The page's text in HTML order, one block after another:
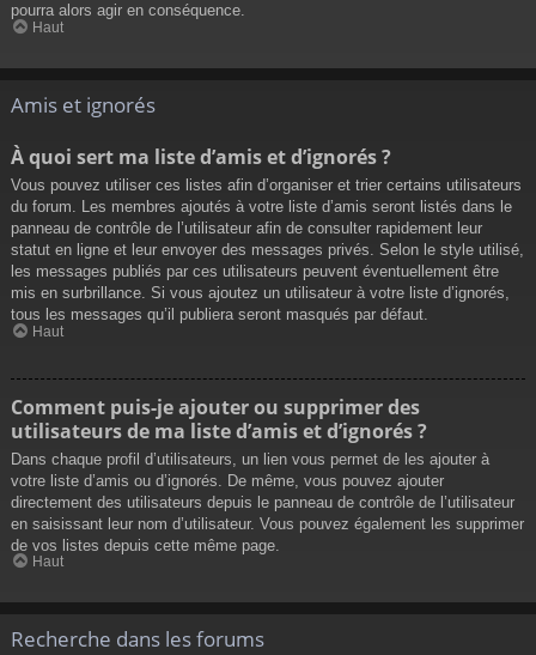
pourra alors agir en conséquence.
Haut
Amis et ignorés
À quoi sert ma liste d’amis et d’ignorés ?
Vous pouvez utiliser ces listes afin d’organiser et trier certains utilisateurs
du forum. Les membres ajoutés à votre liste d’amis seront listés dans le
panneau de contrôle de l’utilisateur afin de consulter rapidement leur
statut en ligne et leur envoyer des messages privés. Selon le style utilisé,
les messages publiés par ces utilisateurs peuvent éventuellement être
mis en surbrillance. Si vous ajoutez un utilisateur à votre liste d’ignorés,
tous les messages qu’il publiera seront masqués par défaut.
Haut
Comment puis-je ajouter ou supprimer des
utilisateurs de ma liste d’amis et d’ignorés ?
Dans chaque profil d’utilisateurs, un lien vous permet de les ajouter à
votre liste d’amis ou d’ignorés. De même, vous pouvez ajouter
directement des utilisateurs depuis le panneau de contrôle de l’utilisateur
en saisissant leur nom d’utilisateur. Vous pouvez également les supprimer
de vos listes depuis cette même page.
Haut
Recherche dans les forums